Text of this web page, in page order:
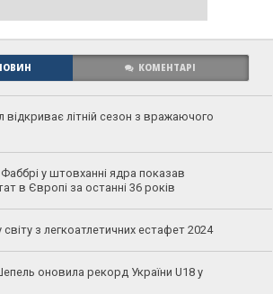
КОМЕНТАРІ
відкриває літній сезон з вражаючого
у штовханні ядра показав
в Європі за останні 36 років
з легкоатлетичних естафет 2024
оновила рекорд України U18 у